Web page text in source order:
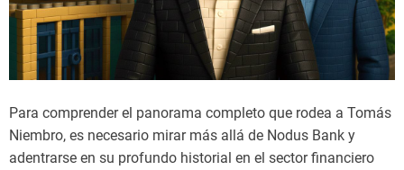
Para comprender el panorama completo que rodea a Tomás
Niembro, es necesario mirar más allá de Nodus Bank y
adentrarse en su profundo historial en el sector financiero